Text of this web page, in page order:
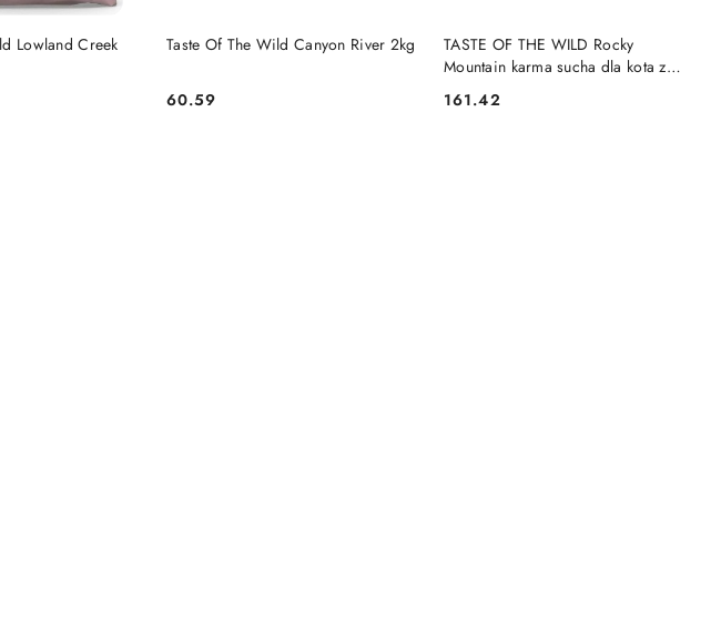
Lowland Creek
KOSZYKA Taste Of The Wild Canyon River 2kg
Cena:
60.59
DO KOSZYKA
TASTE OF THE WILD Rocky
Mountain karma sucha dla kota z
łososiem, bezzbożowa
Cena:
161.42
DO KOSZYKA